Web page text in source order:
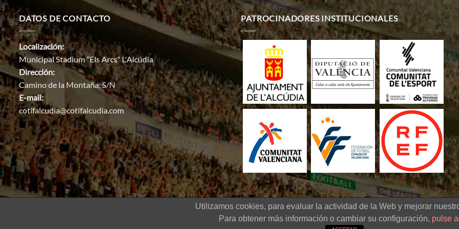
DATOS DE CONTACTO
Localización:
Municipal Stadium "Els Arcs" L'Alcúdia
Dirección:
Camino de la Montaña, S/N
E-mail:
cotifalcudia@cotifalcudia.com
PATROCINADORES INSTITUCIONALES
2022 © COTIF Torneo internacional de fútbol sub-20 -Diseño Web |Aviso legal |Política de cookies |
Utilizamos cookies, para evaluar la actividad de la Web y mejorar
Para obtener más información o cambiar su configuración, pulse